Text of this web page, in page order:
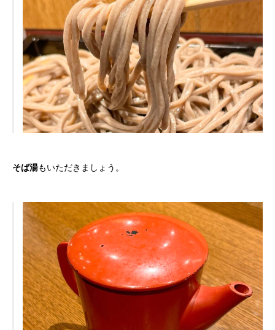
そば湯もいただきましょう。